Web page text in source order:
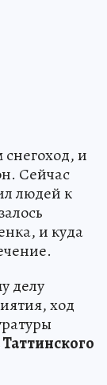
и
Сейчас
людей к
и куда
делу
ход